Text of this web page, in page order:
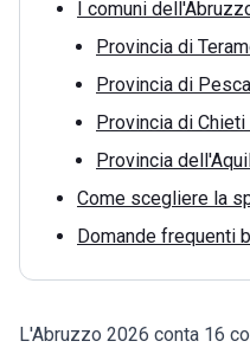
I comuni
Provincia di
Provincia di
Provincia di
Provincia
Come scegliere la
Domande frequenti
L'Abruzzo 2026 conta 16